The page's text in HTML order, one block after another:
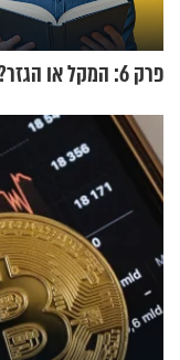
פרק 6: המקל או הגזר?